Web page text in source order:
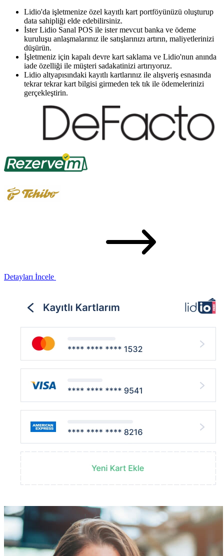
Lidio'da işletmenize özel kayıtlı kart portföyünüzü oluşturup
data sahipliği elde edebilirsiniz.
İster Lidio Sanal POS ile ister mevcut banka ve ödeme
kuruluşu anlaşmalarınız ile satışlarınızı artırın, maliyetlerinizi
düşürün.
İşletmeniz için kapalı devre kart saklama ve Lidio'nun anında
iade özelliği ile müşteri sadakatinizi artırıyoruz.
Lidio altyapısındaki kayıtlı kartlarınız ile alışveriş esnasında
tekrar tekrar kart bilgisi girmeden tek tık ile ödemelerinizi
gerçekleştirin.
Detayları İncele